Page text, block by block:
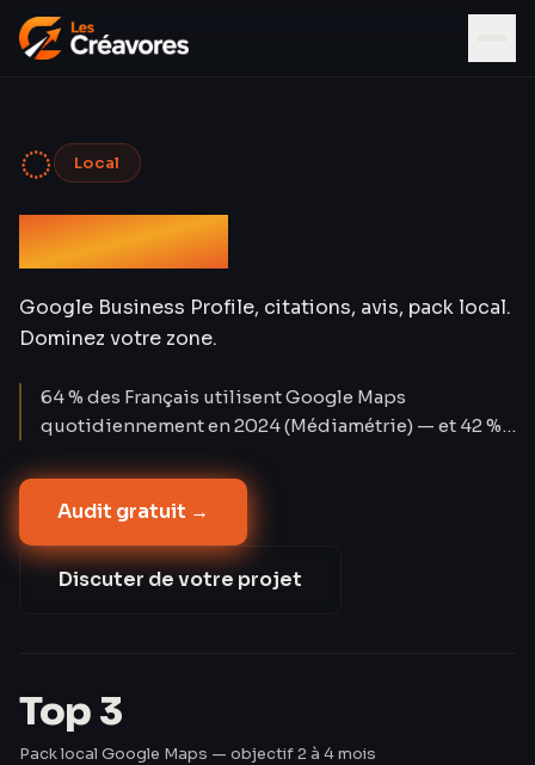
◌ Local
SEO Local
Google Business Profile, citations, avis, pack local.
Dominez votre zone.
64 % des Français utilisent Google Maps
quotidiennement en 2024 (Médiamétrie) — et 42 %
premières fiches du pack Maps. Les recherches «
près de moi » ont progressé de +900 % en deux ans
(Google Trends 2023). Pourtant, 59 % des TPE/PME
françaises n'ont pas de fiche GBP optimisée (CCI
France 2024). Les Créavores comblent ce retard en
Audit gratuit →
Discuter de votre projet
Top 3
Pack local Google Maps — objectif 2 à 4 mois